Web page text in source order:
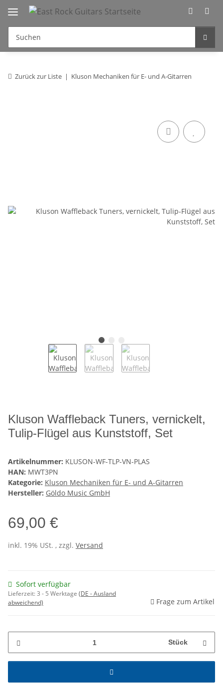
Zurück zur Liste Kluson Mechaniken für E- und A-Gitarren
Kluson Waffleback Tuners, vernickelt,
Tulip-Flügel aus Kunststoff, Set
Artikelnummer: KLUSON-WF-TLP-VN-PLAS
HAN: MWT3PN
Kategorie: Kluson Mechaniken für E- und A-Gitarren
Hersteller: Göldo Music GmbH
69,00 €
inkl. 19% USt. , zzgl. Versand
Sofort verfügbar
Lieferzeit:3 - 5 Werktage (DE - Ausland
abweichend)
Frage zum Artikel
Stück